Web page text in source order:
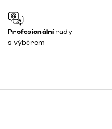
Profesionálnírady
s výběrem